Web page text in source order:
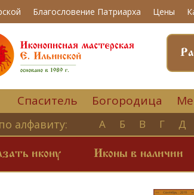
Благословение Патриарха Цены
Спаситель Богородица
алфавиту: А Б В Г Д
икону Иконы в наличии